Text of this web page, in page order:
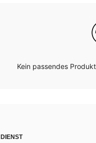
Kein passendes